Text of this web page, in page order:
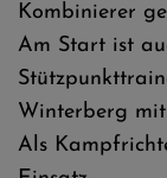
Kombinierer
Am Start ist
Winterberg
Als